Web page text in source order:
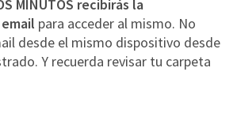
MINUTOS recibirás la
para acceder al mismo. No
desde el mismo dispositivo desde
Y recuerda revisar tu carpeta